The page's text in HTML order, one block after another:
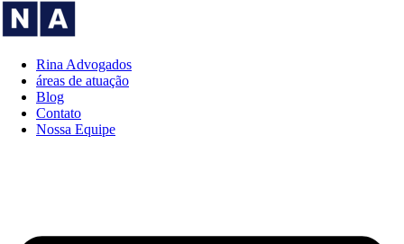
Rina Advogados
áreas de atuação
Blog
Contato
Nossa Equipe